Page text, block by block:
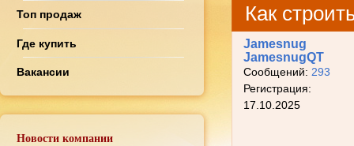
Топ продаж
Где купить
Вакансии
Новости компании
Как
Jamesnug
JamesnugQT
Сообщений:293
Регистрация:
17.10.2025